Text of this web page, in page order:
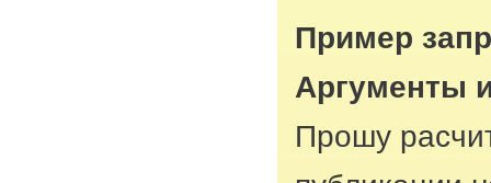
Пример
Аргументы
Прошу